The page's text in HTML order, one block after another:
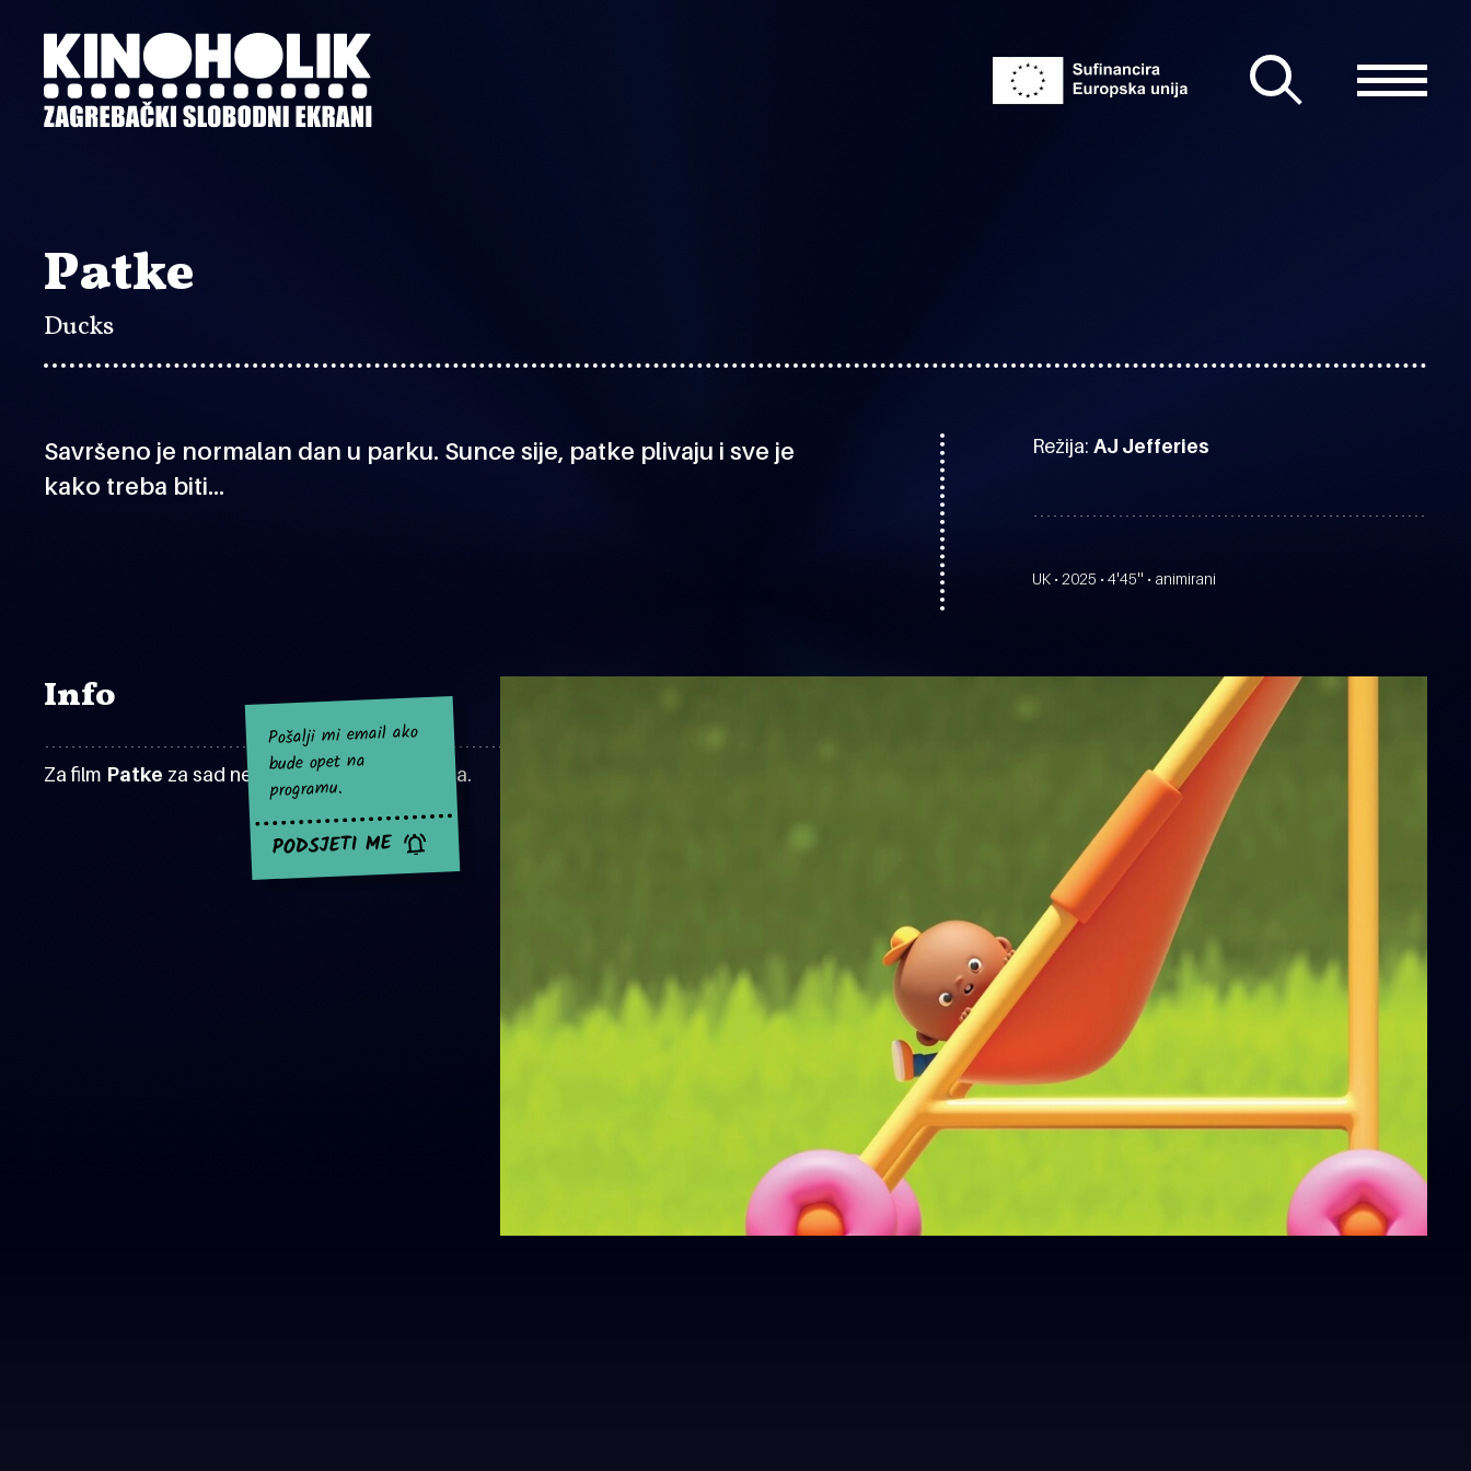
sadržaj
Patke
Ducks
Savršeno je normalan dan u parku. Sunce sije, patke plivaju i sve je
kako treba biti…
Režija:AJ Jefferies
UK • 2025 • 4'45'' • animirani
Info
Za film Patke za sad nema najavljenih projekcija.
Pošalji mi email ako
bude opet na
programu.
PODSJETI ME